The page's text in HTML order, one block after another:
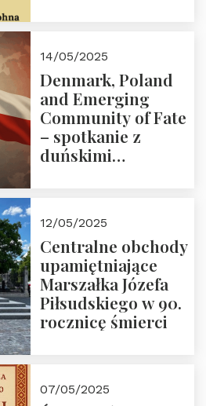
14/05/2025
Denmark, Poland
and Emerging
Community of Fate
– spotkanie z
duńskimi
12/05/2025
Centralne obchody
upamiętniające
Marszałka Józefa
Piłsudskiego w 90.
rocznicę śmierci
07/05/2025